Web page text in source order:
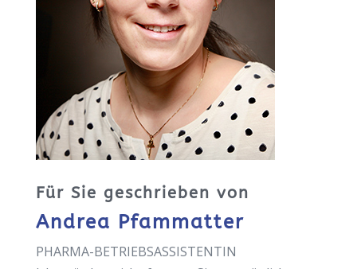
Für Sie geschrieben von
Andrea Pfammatter
PHARMA-BETRIEBSASSISTENTIN